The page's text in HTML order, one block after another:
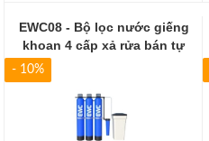
EWC08 - Bộ lọc nước giếng
khoan 4 cấp xả rửa bán tự
- 10%